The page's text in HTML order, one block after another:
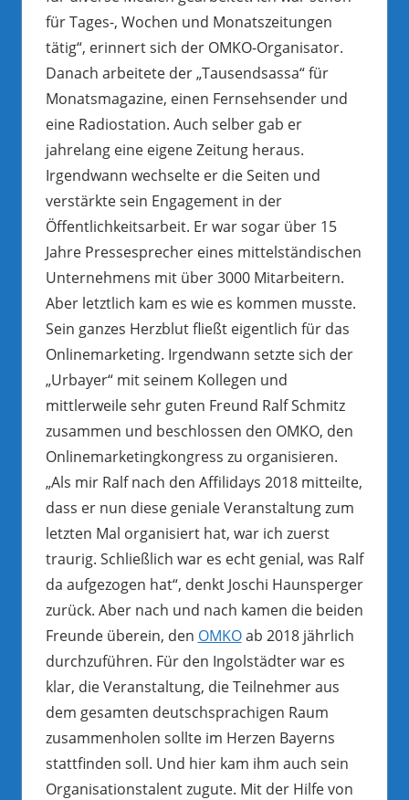
für Tages-, Wochen und Monatszeitungen
tätig“, erinnert sich der OMKO-Organisator.
Danach arbeitete der „Tausendsassa“ für
Monatsmagazine, einen Fernsehsender und
eine Radiostation. Auch selber gab er
jahrelang eine eigene Zeitung heraus.
Irgendwann wechselte er die Seiten und
verstärkte sein Engagement in der
Öffentlichkeitsarbeit. Er war sogar über 15
Jahre Pressesprecher eines mittelständischen
Unternehmens mit über 3000 Mitarbeitern.
Aber letztlich kam es wie es kommen musste.
Sein ganzes Herzblut fließt eigentlich für das
Onlinemarketing. Irgendwann setzte sich der
„Urbayer“ mit seinem Kollegen und
mittlerweile sehr guten Freund Ralf Schmitz
zusammen und beschlossen den OMKO, den
Onlinemarketingkongress zu organisieren.
„Als mir Ralf nach den Affilidays 2018 mitteilte,
dass er nun diese geniale Veranstaltung zum
letzten Mal organisiert hat, war ich zuerst
traurig. Schließlich war es echt genial, was Ralf
da aufgezogen hat“, denkt Joschi Haunsperger
zurück. Aber nach und nach kamen die beiden
Freunde überein, den OMKOab 2018 jährlich
durchzuführen. Für den Ingolstädter war es
klar, die Veranstaltung, die Teilnehmer aus
dem gesamten deutschsprachigen Raum
zusammenholen sollte im Herzen Bayerns
stattfinden soll. Und hier kam ihm auch sein
Organisationstalent zugute. Mit der Hilfe von